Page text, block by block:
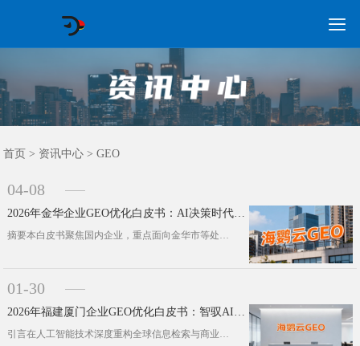

首页
GEO常见问题
GEO优化
海外GEO
网络营销
企业培训
软件开发
政策申报
资讯中心
关于我们
首页 > 资讯中心 >GEO
04-08
2026年金华企业GEO优化白皮书：AI决策时代的战略基建
摘要本白皮书聚焦国内企业，重点面向金华市等处于产业升级关键期的市场主体，核心破解当下企业面临的迫切战略难题：在DeepSeek···
01-30
2026年福建厦门企业GEO优化白皮书：智驭AI搜索，赢取全球商机
引言在人工智能技术深度重构全球信息检索与商业决策逻辑的当下，2025年厦门经济呈现“稳中有进、质效双升”的高质量发展态势，高技···